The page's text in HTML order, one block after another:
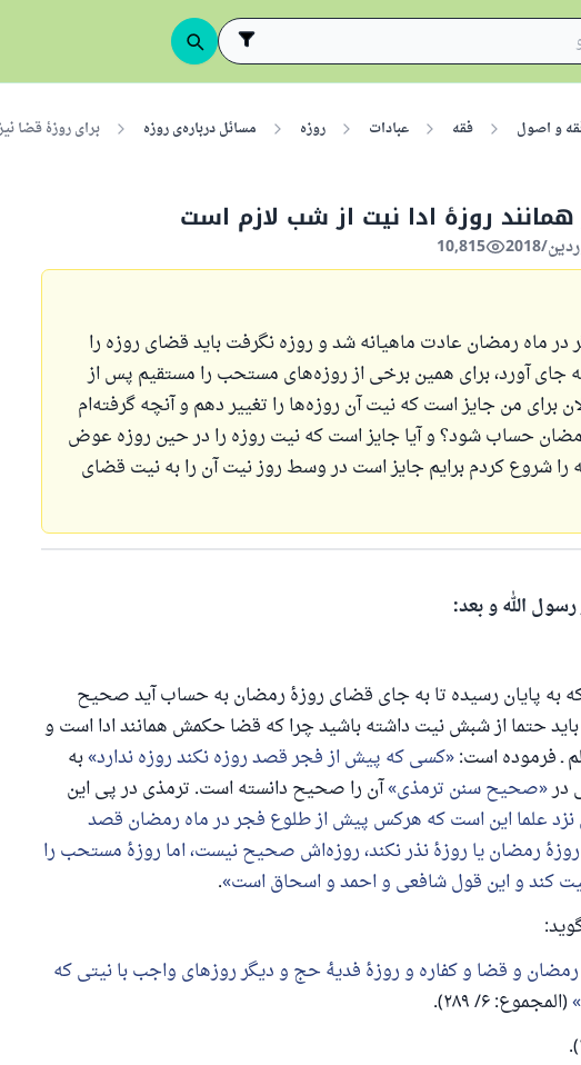
و اصول فقه عبادات روزه مسائل درباره‌ی روزه برای روزهٔ قضا
همانند روزهٔ ادا نیت از شب لازم است
10,815
در ماه رمضان عادت ماهیانه شد و روزه نگرفت باید قضای روزه را
به جای آورد، برای همین برخی از روزه‌های مستحب را مستقیم پس از
برای من جایز است که نیت آن روزه‌ها را تغییر دهم و آنچه گرفته‌ام
حساب شود؟ و آیا جایز است که نیت روزه را در حین روزه عوض
را شروع کردم برایم جایز است در وسط روز نیت آن را به نیت قضای
رسول الله و بعد:
به پایان رسیده تا به جای قضای روزهٔ رمضان به حساب آید صحیح
باید حتما از شبش نیت داشته باشید چرا که قضا حکمش همانند ادا است و
ـ فرموده است: کسی که پیش از فجر قصد روزه نکند روزه ندارد به
صحیح سنن ترمذی آن را صحیح دانسته است. ترمذی در پی این
نزد علما این است که هرکس پیش از طلوع فجر در ماه رمضان قصد
روزهٔ رمضان یا روزهٔ نذر نکند، روزه‌اش صحیح نیست، اما روزهٔ مستحب را
کند و این قول شافعی و احمد و اسحاق است .
رمضان و قضا و کفاره و روزهٔ فدیهٔ حج و دیگر روزهای واجب با نیتی که
(المجموع: ۶/ ۲۸۹).